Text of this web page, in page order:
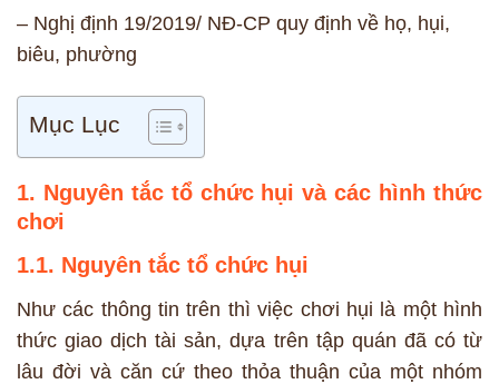
– Nghị định 19/2019/ NĐ-CP quy định về họ, hụi,
biêu, phường
Mục Lục
1. Nguyên tắc tổ chức hụi và các hình thức
chơi
1.1. Nguyên tắc tổ chức hụi
Như các thông tin trên thì việc chơi hụi là một hình
thức giao dịch tài sản, dựa trên tập quán đã có từ
lâu đời và căn cứ theo thỏa thuận của một nhóm